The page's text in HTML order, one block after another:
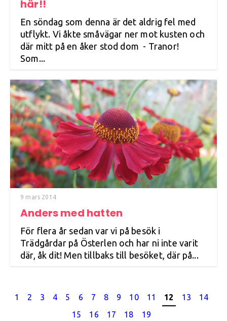
här!!
En söndag som denna är det aldrig fel med
utflykt. Vi åkte småvägar ner mot kusten och
där mitt på en åker stod dom - Tranor!
Som...
9 mars 2014
Anders med hatten
För flera år sedan var vi på besök i
Trädgårdar på Österlen och har ni inte varit
där, åk dit! Men tillbaks till besöket, där på...
1 2 3 4 5 6 7 8 9 10 11 12 13
14
15
16 17 18 19